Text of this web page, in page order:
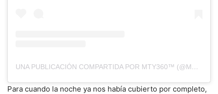
UNA PUBLICACIÓN COMPARTIDA POR MTY360™ (@MTY360)
Para cuando la noche ya nos había cubierto por completo,